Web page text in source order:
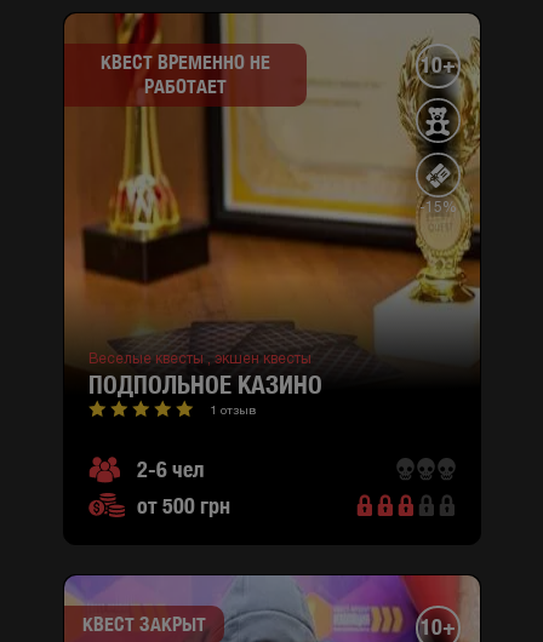
КВЕСТ ВРЕМЕННО НЕ
РАБОТАЕТ
10+
-15%
Веселые квесты , экшен квесты
ПОДПОЛЬНОЕ КАЗИНО
1 отзыв
2-6 чел
от 500 грн
КВЕСТ ЗАКРЫТ 10+